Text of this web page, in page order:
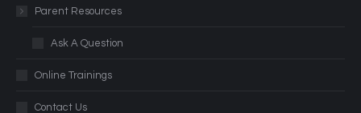
Parent Resources
Ask A Question
Online Trainings
Contact Us